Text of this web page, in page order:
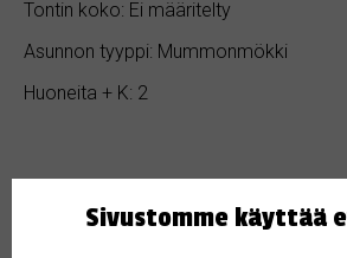
Tontin koko: Ei määritelty
Asunnon tyyppi: Mummonmökki
Huoneita + K: 2
Sivustomme käyttää